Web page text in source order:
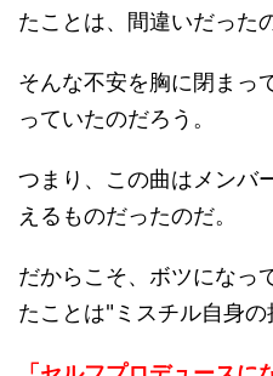
たことは、間違いだった
そんな不安を胸に閉まっ
っていたのだろう。
つまり、この曲はメンバ
えるものだったのだ。
だからこそ、ボツになっ
たことは"ミスチル自身の